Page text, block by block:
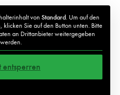
von Standard. Um auf den
Sie auf den Button unten. Bitte
an Drittanbieter weitergegeben
werden.
entsperren